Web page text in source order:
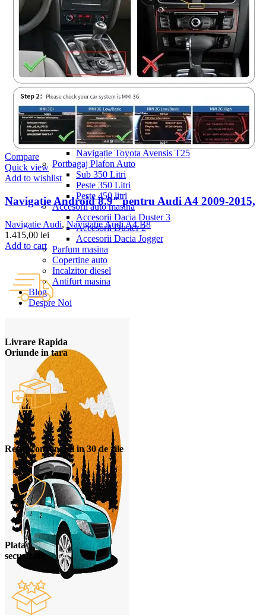
Navigație Passat B5 5
Navigație Passat B6
Navigație Passat B7
Navigație Passat B8
Navigație Passat CC
Skoda
Navigație Skoda Fabia 1
Navigație Skoda Fabia 2
Navigație Skoda Octavia 1
Navigație Skoda Octavia 2
Navigație Skoda Octavia 3
Navigație Skoda Rapid
Navigație Skoda Superb 1
Navigație Skoda Superb 2
Navigație Toyota Avensis T25
Portbagaj Plafon Auto
Sub 350 Litri
Peste 350 Litri
Peste 450 litri
Accesorii auto masina
Accesorii Dacia Duster 3
Accesorii Duster 2
Accesorii Dacia Jogger
Parfum masina
Copertine auto
Incalzitor diesel
Antifurt masina
Blog
Despre Noi
Compare
Quick view
Add to wishlist
Navigație Android 8.9″ pentru Audi A4 2009‑2015,
Navigatie Audi, Navigatie Audi A4 B8
1.415,00 lei
Add to cart
Livrare Rapida
Oriunde in tara
Retur convenabil in 30 de zile
Plata
securizata